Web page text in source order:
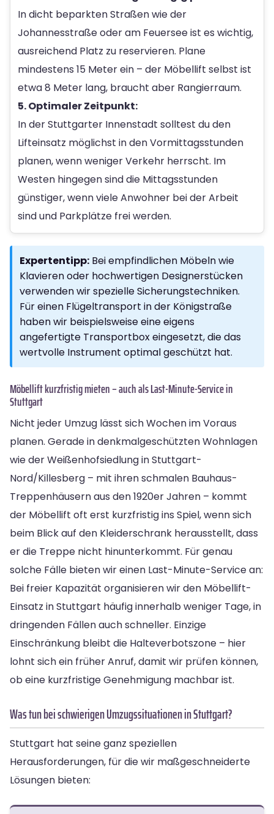
In dicht beparkten Straßen wie der
Johannesstraße oder am Feuersee ist es wichtig,
ausreichend Platz zu reservieren. Plane
mindestens 15 Meter ein – der Möbellift selbst ist
etwa 8 Meter lang, braucht aber Rangierraum.
5. Optimaler Zeitpunkt:
In der Stuttgarter Innenstadt solltest du den
Lifteinsatz möglichst in den Vormittagsstunden
planen, wenn weniger Verkehr herrscht. Im
Westen hingegen sind die Mittagsstunden
günstiger, wenn viele Anwohner bei der Arbeit
sind und Parkplätze frei werden.
Expertentipp: Bei empfindlichen Möbeln wie
Klavieren oder hochwertigen Designerstücken
verwenden wir spezielle Sicherungstechniken.
Für einen Flügeltransport in der Königstraße
haben wir beispielsweise eine eigens
angefertigte Transportbox eingesetzt, die das
wertvolle Instrument optimal geschützt hat.
Möbellift kurzfristig mieten – auch als Last-Minute-Service in
Stuttgart
Nicht jeder Umzug lässt sich Wochen im Voraus
planen. Gerade in denkmalgeschützten Wohnlagen
wie der Weißenhofsiedlung in Stuttgart-
Nord/Killesberg – mit ihren schmalen Bauhaus-
Treppenhäusern aus den 1920er Jahren – kommt
der Möbellift oft erst kurzfristig ins Spiel, wenn sich
beim Blick auf den Kleiderschrank herausstellt, dass
er die Treppe nicht hinunterkommt. Für genau
solche Fälle bieten wir einen Last-Minute-Service an:
Bei freier Kapazität organisieren wir den Möbellift-
Einsatz in Stuttgart häufig innerhalb weniger Tage, in
dringenden Fällen auch schneller. Einzige
Einschränkung bleibt die Halteverbotszone – hier
lohnt sich ein früher Anruf, damit wir prüfen können,
ob eine kurzfristige Genehmigung machbar ist.
Was tun bei schwierigen Umzugssituationen in Stuttgart?
Stuttgart hat seine ganz speziellen
Herausforderungen, für die wir maßgeschneiderte
Lösungen bieten: